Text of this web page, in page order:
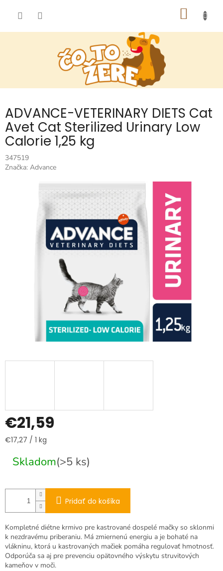
ADVANCE-VETERINARY DIETS Cat
Avet Cat Sterilized Urinary Low
Calorie 1,25 kg
347519
Značka: Advance
€21,59
Jednotková
€17,27 / 1 kg
Skladom(>5 ks)
Pridať do košíka
Kompletné diétne krmivo pre kastrované dospelé mačky so sklonmi
k nezdravému priberaniu. Má zmiernenú energiu a je bohaté na
vlákninu, ktorá u kastrovaných mačiek pomáha regulovať hmotnosť.
Odporúča sa aj pre prevenciu opätovného výskytu struvitových
kameňov v moči.